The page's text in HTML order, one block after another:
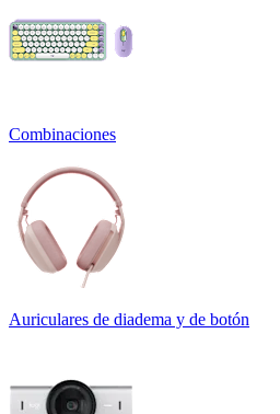
Combinaciones
Auriculares de diadema y de botón